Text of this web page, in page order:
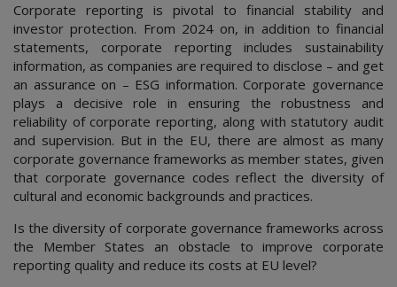
Corporate reporting is pivotal to financial stability and
investor protection. From 2024 on, in addition to financial
statements, corporate reporting includes sustainability
information, as companies are required to disclose – and get
an assurance on – ESG information. Corporate governance
plays a decisive role in ensuring the robustness and
reliability of corporate reporting, along with statutory audit
and supervision. But in the EU, there are almost as many
corporate governance frameworks as member states, given
that corporate governance codes reflect the diversity of
cultural and economic backgrounds and practices.
Is the diversity of corporate governance frameworks across
the Member States an obstacle to improve corporate
reporting quality and reduce its costs at EU level?